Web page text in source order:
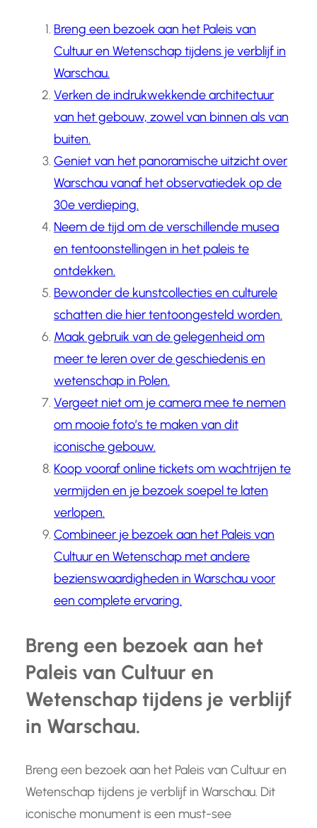
Breng een bezoek aan het Paleis van
Cultuur en Wetenschap tijdens je verblijf in
Warschau.
Verken de indrukwekkende architectuur
van het gebouw, zowel van binnen als van
buiten.
Geniet van het panoramische uitzicht over
Warschau vanaf het observatiedek op de
30e verdieping.
Neem de tijd om de verschillende musea
en tentoonstellingen in het paleis te
ontdekken.
Bewonder de kunstcollecties en culturele
schatten die hier tentoongesteld worden.
Maak gebruik van de gelegenheid om
meer te leren over de geschiedenis en
wetenschap in Polen.
Vergeet niet om je camera mee te nemen
om mooie foto’s te maken van dit
iconische gebouw.
Koop vooraf online tickets om wachtrijen te
vermijden en je bezoek soepel te laten
verlopen.
Combineer je bezoek aan het Paleis van
Cultuur en Wetenschap met andere
bezienswaardigheden in Warschau voor
een complete ervaring.
Breng een bezoek aan het
Paleis van Cultuur en
Wetenschap tijdens je verblijf
in Warschau.
Breng een bezoek aan het Paleis van Cultuur en
Wetenschap tijdens je verblijf in Warschau. Dit
iconische monument is een must-see